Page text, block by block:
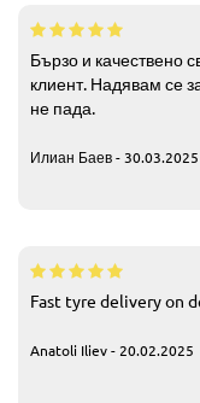
Бързо и качествено
клиент. Надявам се
не пада.
Илиан Баев - 30.03.2025
Fast tyre delivery on
Anatoli Iliev - 20.02.2025